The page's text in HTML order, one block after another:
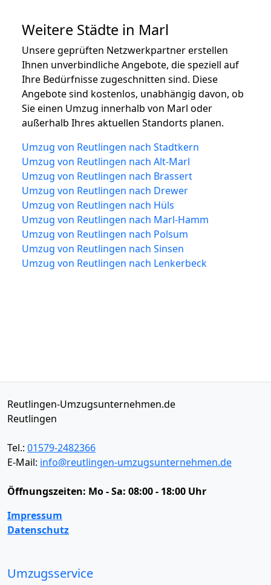
Weitere Städte in Marl
Unsere geprüften Netzwerkpartner erstellen
Ihnen unverbindliche Angebote, die speziell auf
Ihre Bedürfnisse zugeschnitten sind. Diese
Angebote sind kostenlos, unabhängig davon, ob
Sie einen Umzug innerhalb von Marl oder
außerhalb Ihres aktuellen Standorts planen.
Umzug von Reutlingen nach Stadtkern
Umzug von Reutlingen nach Alt-Marl
Umzug von Reutlingen nach Brassert
Umzug von Reutlingen nach Drewer
Umzug von Reutlingen nach Hüls
Umzug von Reutlingen nach Marl-Hamm
Umzug von Reutlingen nach Polsum
Umzug von Reutlingen nach Sinsen
Umzug von Reutlingen nach Lenkerbeck
Reutlingen-Umzugsunternehmen.de
Reutlingen
Tel.: 01579-2482366
E-Mail: info@reutlingen-umzugsunternehmen.de
Öffnungszeiten: Mo - Sa: 08:00 - 18:00 Uhr
Impressum
Datenschutz
Umzugsservice